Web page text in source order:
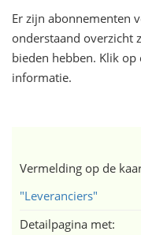
Er zijn abonnementen
onderstaand overzicht
bieden hebben. Klik
informatie.
Vermelding op de
"Leveranciers"
Detailpagina met: